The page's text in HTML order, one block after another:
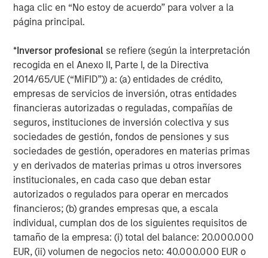
haga clic en “No estoy de acuerdo” para volver a la
página principal.
*Inversor profesional se refiere (según la interpretación
recogida en el Anexo II, Parte I, de la Directiva
2014/65/UE (“MiFID”)) a: (a) entidades de crédito,
empresas de servicios de inversión, otras entidades
financieras autorizadas o reguladas, compañías de
seguros, instituciones de inversión colectiva y sus
sociedades de gestión, fondos de pensiones y sus
sociedades de gestión, operadores en materias primas
y en derivados de materias primas u otros inversores
institucionales, en cada caso que deban estar
autorizados o regulados para operar en mercados
financieros; (b) grandes empresas que, a escala
individual, cumplan dos de los siguientes requisitos de
tamaño de la empresa: (i) total del balance: 20.000.000
EUR, (ii) volumen de negocios neto: 40.000.000 EUR o
Simmons Energy (A Division of Piper Jaffray) served as
exclusive financial advisor to Fountain Quail Energy
transaction.
About XRI
Headquartered in Midland, Texas, XRI is a leading full-
cycle water midstream company with integrated
infrastructure assets strategically located throughout the
Permian Basin. XRI has over 300 miles of permanent,
buried pipeline infrastructure and is engaged in the
development, production, treatment and transportation of
water for use in the exploration & production industry. XRI
is dedicated to bringing deep technical expertise and
industry leading service to provide cost-effective, reliable
and environmentally responsible water solutions to our
customers throughout the Permian Basin. XRI is a